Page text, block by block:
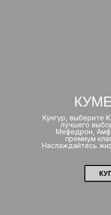
Кунгур, выберите
лучшего
Мефедрон,
премиум
Наслаждайтесь